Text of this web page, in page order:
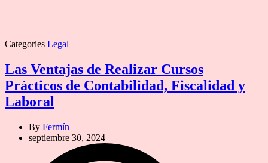
Categories Legal
Las Ventajas de Realizar Cursos
Prácticos de Contabilidad, Fiscalidad y
Laboral
By Fermín
septiembre 30, 2024